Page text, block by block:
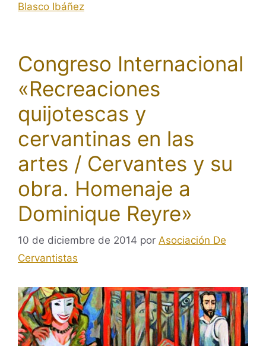
Blasco Ibáñez
Congreso Internacional
«Recreaciones
quijotescas y
cervantinas en las
artes / Cervantes y su
obra. Homenaje a
Dominique Reyre»
10 de diciembre de 2014 por Asociación De
Cervantistas